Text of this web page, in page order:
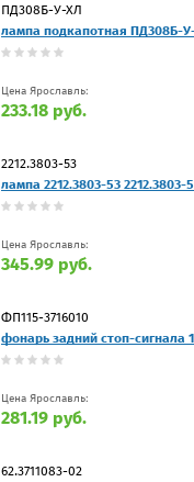
ПД308Б-У-ХЛ
лампа подкапотная ПД308Б-
Цена Ярославль:
233.18 руб.
2212.3803-53
лампа 2212.3803-53 2212.3803-
Цена Ярославль:
345.99 руб.
ФП115-3716010
фонарь задний стоп-сигнала
Цена Ярославль:
281.19 руб.
62.3711083-02